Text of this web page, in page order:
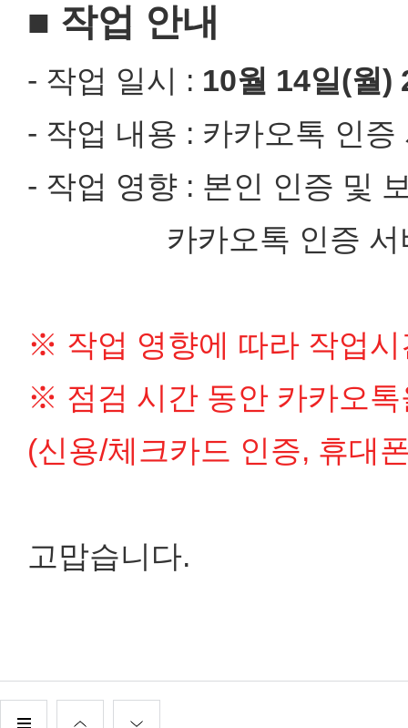
■ 작업 안내
- 작업 일시 : 10월 14일(월)
- 작업 내용 : 카카오톡 인증
- 작업 영향 : 본인 인증 및
카카오톡 인증 서비
※ 작업 영향에 따라 작업
※ 점검 시간 동안 카카오
(신용/체크카드 인증, 휴대
고맙습니다.